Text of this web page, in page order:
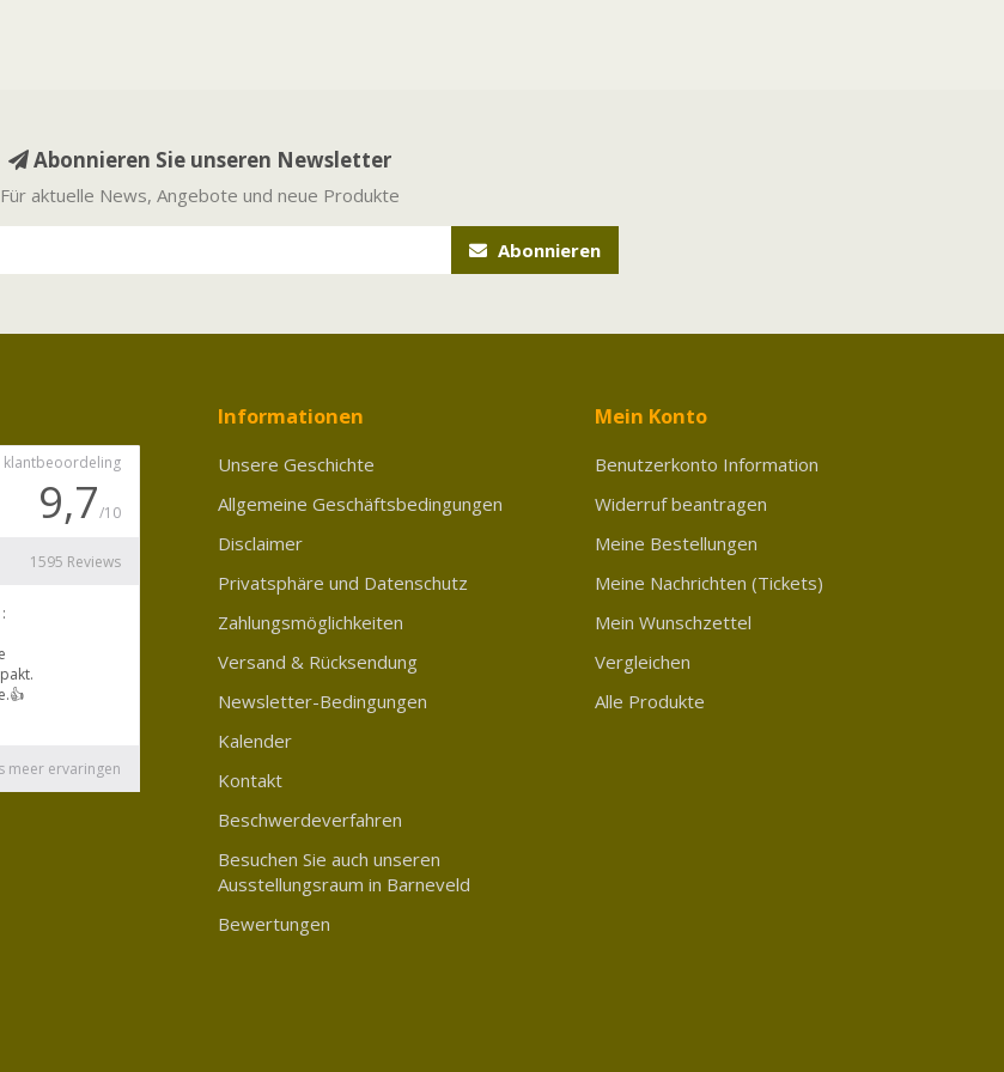
Abonnieren Sie unseren Newsletter
Für aktuelle News, Angebote und neue Produkte
Abonnieren
Informationen
Unsere Geschichte
Allgemeine Geschäftsbedingungen
Disclaimer
Privatsphäre und Datenschutz
Zahlungsmöglichkeiten
Versand & Rücksendung
Newsletter-Bedingungen
Kalender
Kontakt
Beschwerdeverfahren
Besuchen Sie auch unseren
Ausstellungsraum in Barneveld
Bewertungen
Mein Konto
Benutzerkonto Information
Widerruf beantragen
Meine Bestellungen
Meine Nachrichten (Tickets)
Mein Wunschzettel
Vergleichen
Alle Produkte